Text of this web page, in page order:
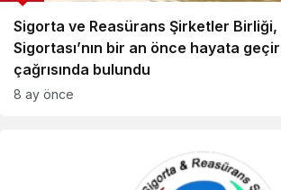
Sigorta ve Reasürans Şirketler
Sigortası’nın bir an önce hayata
çağrısında bulundu
8 ay önce